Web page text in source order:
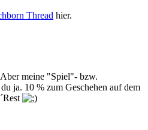
Thread hier.
meine "Spiel"- bzw.
ja. 10 % zum Geschehen auf dem